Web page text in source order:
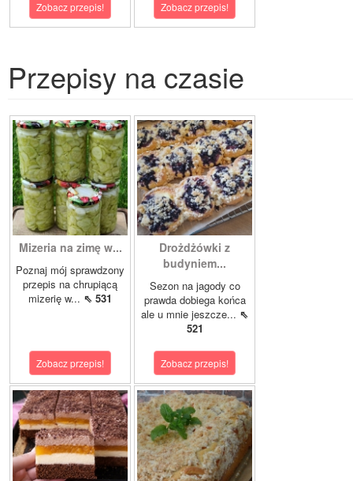
Zobacz przepis! Zobacz przepis!
Przepisy na czasie
Mizeria na zimę w...
Poznaj mój sprawdzony
przepis na chrupiącą
mizerię w... ⇖ 531
Zobacz przepis!
Drożdżówki z
budyniem...
Sezon na jagody co
prawda dobiega końca
ale u mnie jeszcze... ⇖
521
Zobacz przepis!